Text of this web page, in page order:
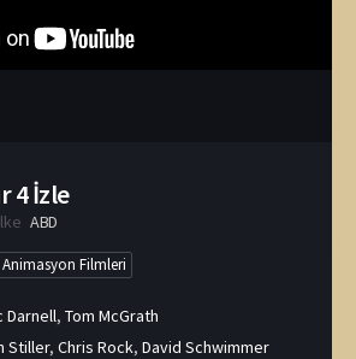
4 İzle
ABD
Animasyon Filmleri
Darnell, Tom McGrath
Stiller, Chris Rock, David Schwimmer